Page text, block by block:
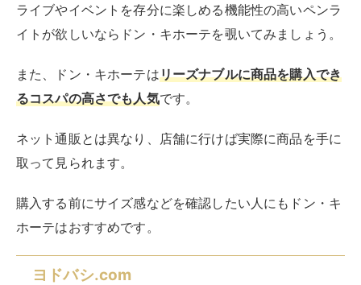
ライブやイベントを存分に楽しめる機能性の高いペンラ
イトが欲しいならドン・キホーテを覗いてみましょう。
また、ドン・キホーテはリーズナブルに商品を購入でき
るコスパの高さでも人気です。
ネット通販とは異なり、店舗に行けば実際に商品を手に
取って見られます。
購入する前にサイズ感などを確認したい人にもドン・キ
ホーテはおすすめです。
ヨドバシ.com